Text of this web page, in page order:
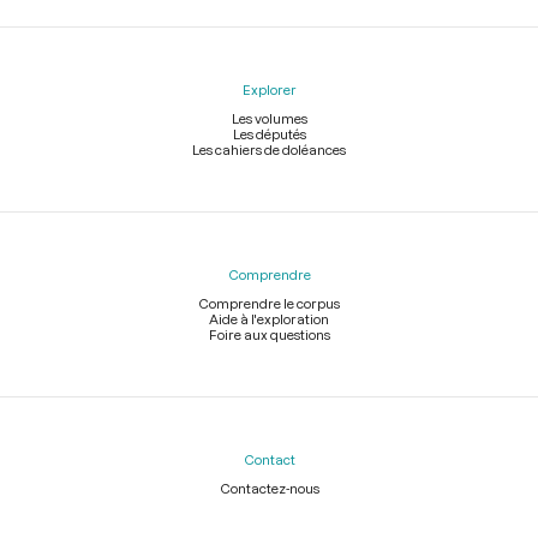
Explorer
Les volumes
Les députés
Les cahiers de doléances
Comprendre
Comprendre le corpus
Aide à l'exploration
Foire aux questions
Contact
Contactez-nous